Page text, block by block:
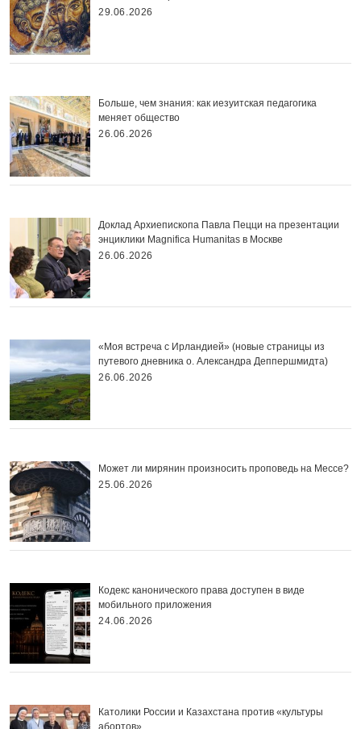
29.06.2026
Больше, чем знания: как иезуитская педагогика
меняет общество
26.06.2026
Доклад Архиепископа Павла Пецци на презентации
энциклики Magnifica Нumanitas в Москве
26.06.2026
«Моя встреча с Ирландией» (новые страницы из
путевого дневника о. Александра Деппершмидта)
26.06.2026
Может ли мирянин произносить проповедь на Мессе?
25.06.2026
Кодекс канонического права доступен в виде
мобильного приложения
24.06.2026
Католики России и Казахстана против «культуры